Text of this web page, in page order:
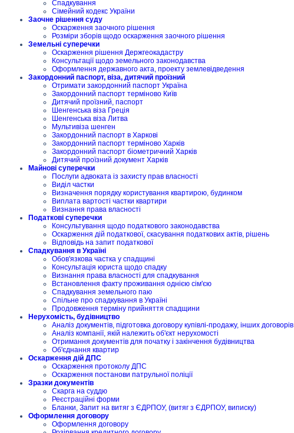
Спадкування
Сімейний кодекс України
Заочне рішення суду
Оскарження заочного рішення
Розміри зборів щодо оскарження заочного рішення
Земельні суперечки
Оскарження рішення Держгеокадастру
Консультації щодо земельного законодавства
Оформлення державного акта, проекту землевідведення
Закордонний паспорт, віза, дитячий проїзний
Отримати закордонний паспорт Україна
Закордонний паспорт терміново Київ
Дитячий проїзний, паспорт
Шенгенська віза Греція
Шенгенська віза Литва
Мультивіза шенген
Закордонний паспорт в Харкові
Закордонний паспорт терміново Харків
Закордонний паспорт біометричний Харків
Дитячий проїзний документ Харків
Майнові суперечки
Послуги адвоката із захисту прав власності
Виділ частки
Визначення порядку користування квартирою, будинком
Виплата вартості частки квартири
Визнання права власності
Податкові суперечки
Консультування щодо податкового законодавства
Оскарження дій податкової, скасування податкових актів, рішень
Відповідь на запит податкової
Спадкування в Україні
Обов'язкова частка у спадщині
Консультація юриста щодо спадку
Визнання права власності для спадкування
Встановлення факту проживання однією сім'єю
Спадкування земельного паю
Спільне про спадкування в Україні
Продовження терміну прийняття спадщини
Нерухомість, будівництво
Аналіз документів, підготовка договору купівлі-продажу, інших договорів
Аналіз компанії, якій належить об'єкт нерухомості
Отримання документів для початку і закінчення будівництва
Об'єднання квартир
Оскарження дій ДПС
Оскарження протоколу ДПС
Оскарження постанови патрульної поліції
Зразки документів
Скарга на суддю
Реєстраційні форми
Бланки, Запит на витяг з ЄДРПОУ, (витяг з ЄДРПОУ, виписку)
Оформлення договору
Оформлення договору